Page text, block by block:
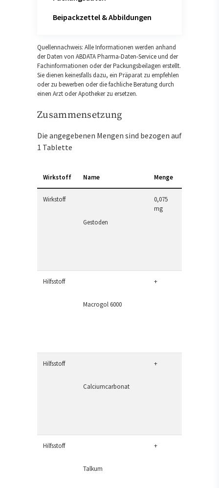
Beipackzettel & Abbildungen
Quellennachweis: Alle Informationen werden anhand
der Daten von ABDATA Pharma-Daten-Service und der
Fachinformationen oder der Packungsbeilagen erstellt.
Sie dienen keinesfalls dazu, ein Präparat zu empfehlen
oder zu bewerben oder die fachliche Beratung durch
einen Arzt oder Apotheker zu ersetzen.
Zusammensetzung
Die angegebenen Mengen sind bezogen auf
1 Tablette
Wirkstoff Name Menge
Wirkstoff
Gestoden
0,075
mg
Hilfsstoff
Macrogol 6000
+
Hilfsstoff
Calciumcarbonat
+
Hilfsstoff
Talkum
+